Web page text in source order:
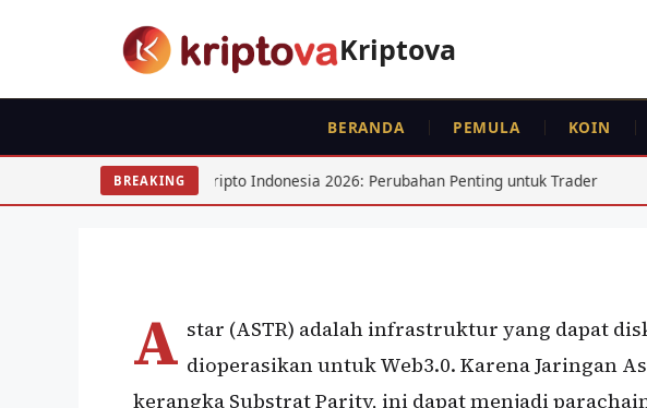
Kriptova
BERANDA PEMULA KOIN
BREAKING
Kripto Indonesia 2026: Perubahan Penting untuk Trader Kurs USD IDR
Astar (ASTR)
A star (ASTR) adalah infrastruktur yang dapat
dioperasikan untuk Web3.0. Karena Jaringan
kerangka Substrat Parity, ini dapat menjadi